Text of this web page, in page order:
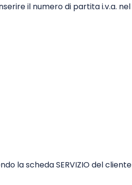
il numero di partita i.v.a. nel
la scheda SERVIZIO del cliente